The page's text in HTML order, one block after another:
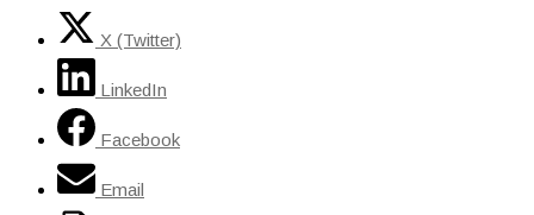
X (Twitter)
LinkedIn
Facebook
Email